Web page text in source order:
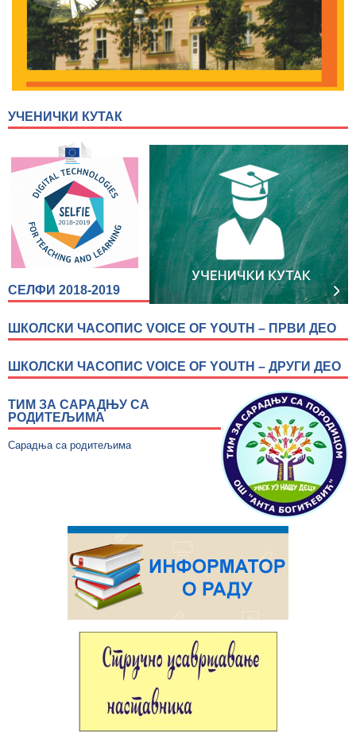
УЧЕНИЧКИ КУТАК
СЕЛФИ 2018-2019
ШКОЛСКИ ЧАСОПИС VOICE OF YOUTH – ПРВИ ДЕО
ШКОЛСКИ ЧАСОПИС VOICE OF YOUTH – ДРУГИ ДЕО
ТИМ ЗА САРАДЊУ СА
РОДИТЕЉИМА
Сарадња са родитељима